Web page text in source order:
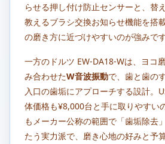
らせる押し付け防止センサーと、替
教えるブラシ交換お知らせ機能を搭
の磨き方に近づけやすいのが強みです
一方のドルツ EW-DA18-Wは、ヨコ
み合わせたW音波振動で、歯と歯の
入口の歯垢にアプローチする設計。
体価格も¥8,000台と手に取りやすい
もメーカー公称の範囲で「歯垢除去
たう実力派で、磨き心地の好みと予